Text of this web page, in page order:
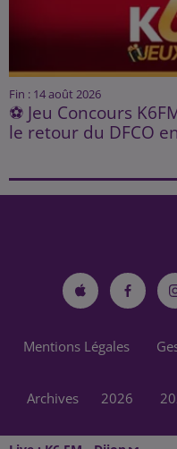
Fin : 14 août 2026
⚽ Jeu Concours
le retour du DFCO
Mentions Légales
Archives 2026